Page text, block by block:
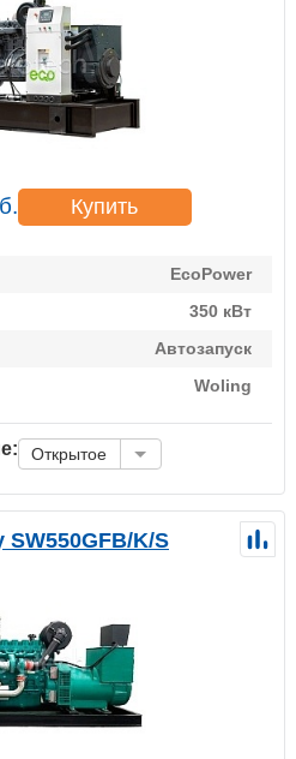
Купить
EcoPower
350 кВт
Автозапуск
Woling
Открытое
SW550GFB/K/S